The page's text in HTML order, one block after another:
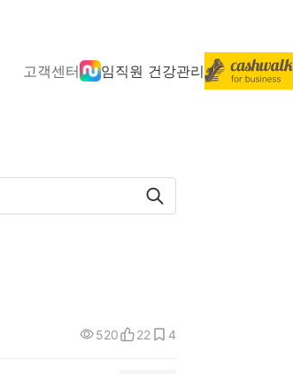
고객센터 임직원 건강관리
520 22 4